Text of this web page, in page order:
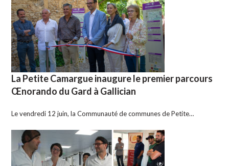
La Petite Camargue inaugure le premier parcours
Œnorando du Gard à Gallician
Le vendredi 12 juin, la Communauté de communes de Petite…